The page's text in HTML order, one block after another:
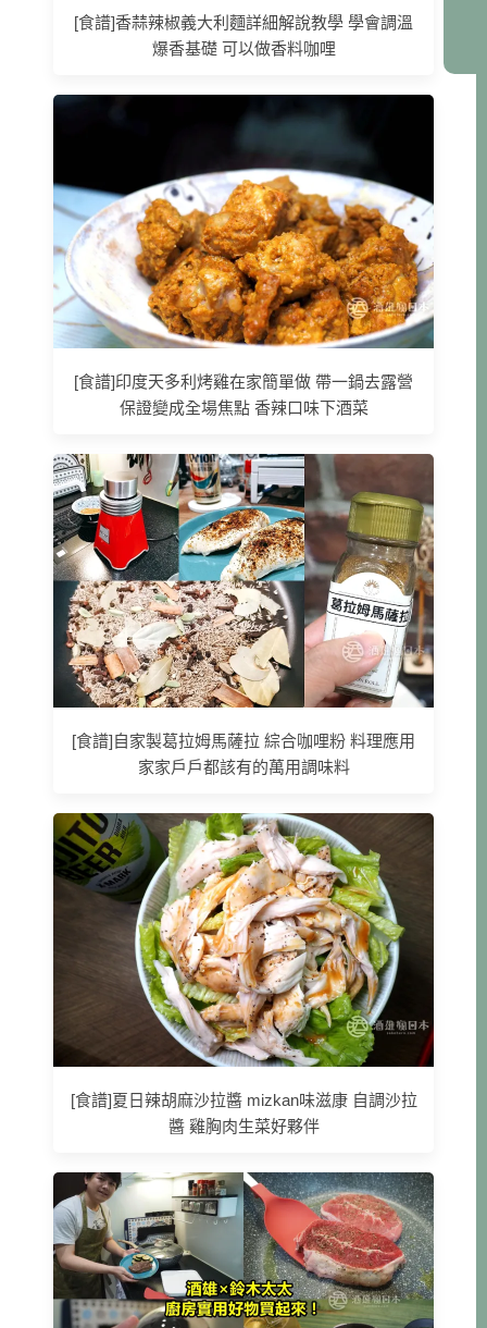
[食譜]香蒜辣椒義大利麵詳細解說教學 學會調溫
爆香基礎 可以做香料咖哩
[食譜]印度天多利烤雞在家簡單做 帶一鍋去露營
保證變成全場焦點 香辣口味下酒菜
[食譜]自家製葛拉姆馬薩拉 綜合咖哩粉 料理應用
家家戶戶都該有的萬用調味料
[食譜]夏日辣胡麻沙拉醬 mizkan味滋康 自調沙拉
醬 雞胸肉生菜好夥伴